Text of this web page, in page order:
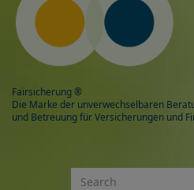
Fairsicherung ®
Die Marke der unverwechselbaren
und Betreuung für Versicherungen und